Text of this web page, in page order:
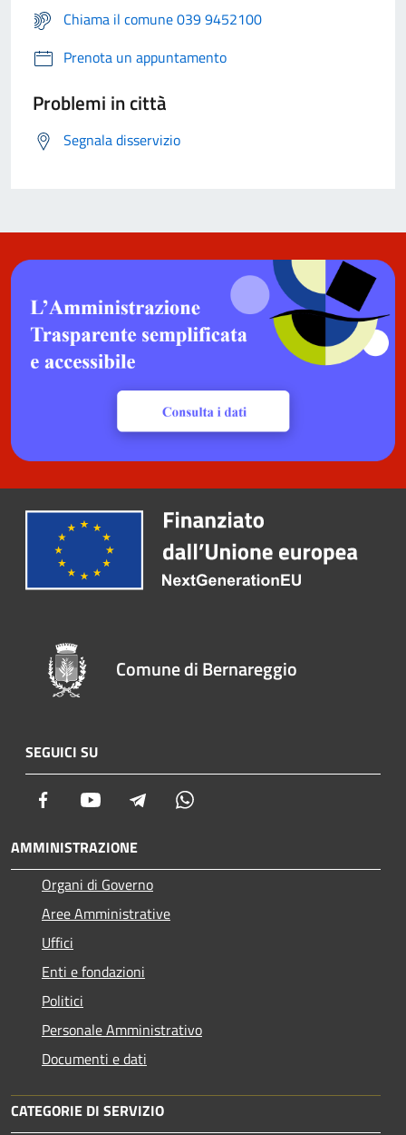
Chiama il comune 039 9452100
Prenota un appuntamento
Problemi in città
Segnala disservizio
Comune di Bernareggio
SEGUICI SU
Facebook Youtube Telegram
AMMINISTRAZIONE
Organi di Governo
Aree Amministrative
Uffici
Enti e fondazioni
Politici
Personale Amministrativo
Documenti e dati
CATEGORIE DI SERVIZIO